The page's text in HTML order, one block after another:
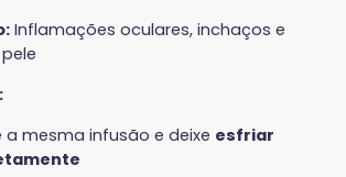
Inflamações oculares, inchaços e
a mesma infusão e deixe esfriar